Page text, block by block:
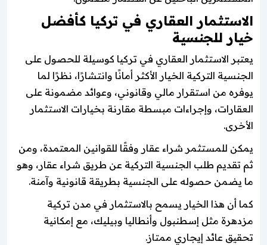
الاستثمار العقاري في تركيا كأفضل
خيار للجنسية
يعتبر الاستثمار العقاري في تركيا كوسيلة للحصول على
الجنسية التركية الخيار الأكثر أمانًا وانتشارًا، نظرًا لما
يوفره من استقرار مالي وقانوني، وعوائد مضمونة على
العقارات، وإجراءات مبسطة مقارنة بخيارات الاستثمار
الأخرى.
يمكن للمستثمر شراء عقار وفقًا للقوانين المعتمدة، ومن
ثم تقديم طلب الجنسية التركية عن طريق شراء عقار، وهو
ما يضمن حصوله على الجنسية بطريقة قانونية وآمنة.
كما أن هذا الخيار يسمح بالاستثمار في مدن تركية
مزدهرة مثل إسطنبول وأنطاليا وبيليك، مع إمكانية
تحقيق عائد إيجاري ممتاز.